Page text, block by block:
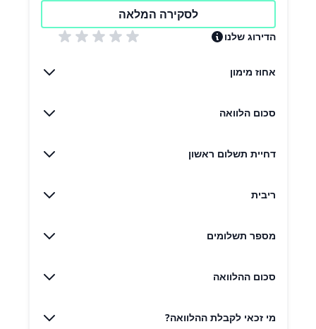
לסקירה המלאה
הדירוג שלנו
אחוז מימון
סכום הלוואה
דחיית תשלום ראשון
ריבית
מספר תשלומים
סכום ההלוואה
מי זכאי לקבלת ההלוואה?